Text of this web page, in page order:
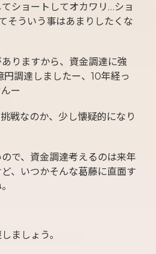
ショートしてオカワリ…ショ
そういう事はあまりしたくな
りますから、資金調達に強
調達しましたー、10年経っ
ー
戦なのか、少し懐疑的になり
で、資金調達考えるのは来年
、いつかそんな葛藤に直面す
ましょう。